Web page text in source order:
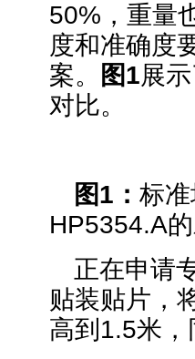
50%，重量
度和准确度
案。
图1展
对比。
图1： 标
HP5354.A的
正在申请
贴装贴片，
高到1.5米